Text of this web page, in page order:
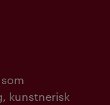
kunstnerisk